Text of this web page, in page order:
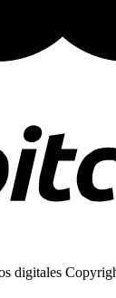
digitales